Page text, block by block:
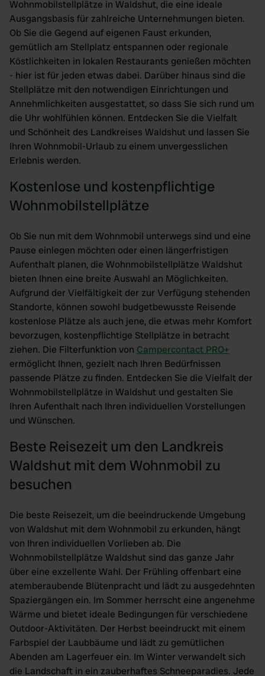
Wohnmobilstellplätze in Waldshut, die eine ideale
Ausgangsbasis für zahlreiche Unternehmungen bieten.
Ob Sie die Gegend auf eigenen Faust erkunden,
gemütlich am Stellplatz entspannen oder regionale
Köstlichkeiten in lokalen Restaurants genießen möchten
- hier ist für jeden etwas dabei. Darüber hinaus sind die
Stellplätze mit den notwendigen Einrichtungen und
Annehmlichkeiten ausgestattet, so dass Sie sich rund um
die Uhr wohlfühlen können. Entdecken Sie die Vielfalt
und Schönheit des Landkreises Waldshut und lassen Sie
Ihren Wohnmobil-Urlaub zu einem unvergesslichen
Erlebnis werden.
Kostenlose und kostenpflichtige
Wohnmobilstellplätze
Ob Sie nun mit dem Wohnmobil unterwegs sind und eine
Pause einlegen möchten oder einen längerfristigen
Aufenthalt planen, die Wohnmobilstellplätze Waldshut
bieten Ihnen eine breite Auswahl an Möglichkeiten.
Aufgrund der Vielfältigkeit der zur Verfügung stehenden
Standorte, können sowohl budgetbewusste Reisende
kostenlose Plätze als auch jene, die etwas mehr Komfort
bevorzugen, kostenpflichtige Stellplätze in betracht
ziehen. Die Filterfunktion von Campercontact PRO+
ermöglicht Ihnen, gezielt nach Ihren Bedürfnissen
passende Plätze zu finden. Entdecken Sie die Vielfalt der
Wohnmobilstellplätze in Waldshut und gestalten Sie
Ihren Aufenthalt nach Ihren individuellen Vorstellungen
und Wünschen.
Beste Reisezeit um den Landkreis
Waldshut mit dem Wohnmobil zu
besuchen
Die beste Reisezeit, um die beeindruckende Umgebung
von Waldshut mit dem Wohnmobil zu erkunden, hängt
von Ihren individuellen Vorlieben ab. Die
Wohnmobilstellplätze Waldshut sind das ganze Jahr
über eine exzellente Wahl. Der Frühling offenbart eine
atemberaubende Blütenpracht und lädt zu ausgedehnten
Spaziergängen ein. Im Sommer herrscht eine angenehme
Wärme und bietet ideale Bedingungen für verschiedene
Outdoor-Aktivitäten. Der Herbst beeindruckt mit einem
Farbspiel der Laubbäume und lädt zu gemütlichen
Abenden am Lagerfeuer ein. Im Winter verwandelt sich
die Landschaft in ein zauberhaftes Schneeparadies. Jede